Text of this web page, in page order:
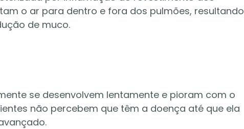
o ar para dentro e fora dos pulmões, resultando
de muco.
se desenvolvem lentamente e pioram com o
não percebem que têm a doença até que ela